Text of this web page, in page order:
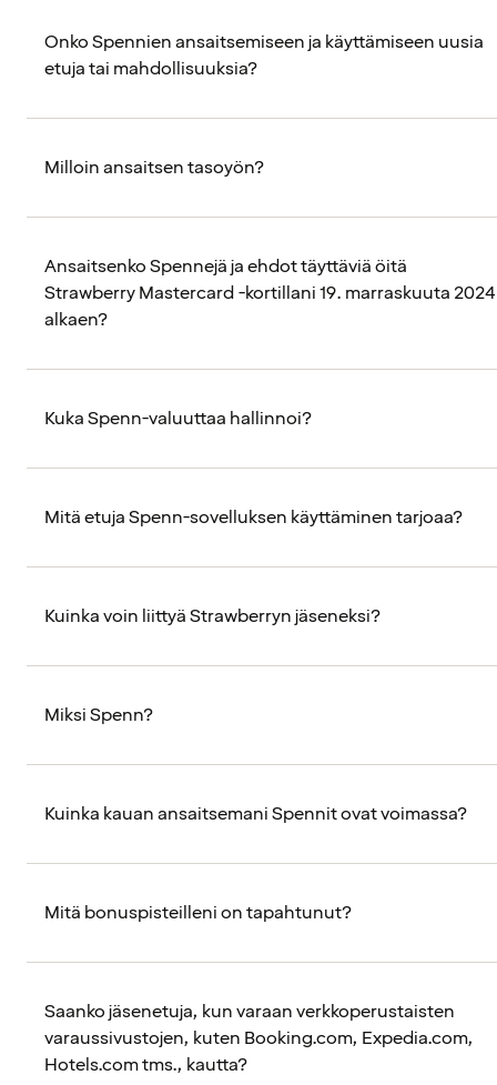
Onko Spennien ansaitsemiseen ja käyttämiseen uusia
etuja tai mahdollisuuksia?
Milloin ansaitsen tasoyön?
Ansaitsenko Spennejä ja ehdot täyttäviä öitä
Strawberry Mastercard -kortillani 19. marraskuuta 2024
alkaen?
Kuka Spenn-valuuttaa hallinnoi?
Mitä etuja Spenn-sovelluksen käyttäminen tarjoaa?
Kuinka voin liittyä Strawberryn jäseneksi?
Miksi Spenn?
Kuinka kauan ansaitsemani Spennit ovat voimassa?
Mitä bonuspisteilleni on tapahtunut?
Saanko jäsenetuja, kun varaan verkkoperustaisten
varaussivustojen, kuten Booking.com, Expedia.com,
Hotels.com tms., kautta?